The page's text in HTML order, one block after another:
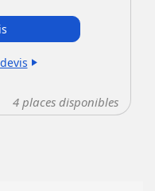
play_arrow
4 places disponibles